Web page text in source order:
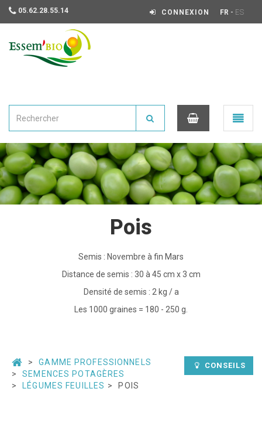
05.62.28.55.14 CONNEXION FR - ES
0
Ouvrir
le
menu
Pois
Semis : Novembre à fin Mars
Distance de semis : 30 à 45 cm x 3 cm
Densité de semis : 2 kg / a
Les 1000 graines = 180 - 250 g.
CONSEILS
GAMME PROFESSIONNELS
SEMENCES POTAGÈRES
LÉGUMES FEUILLES
POIS